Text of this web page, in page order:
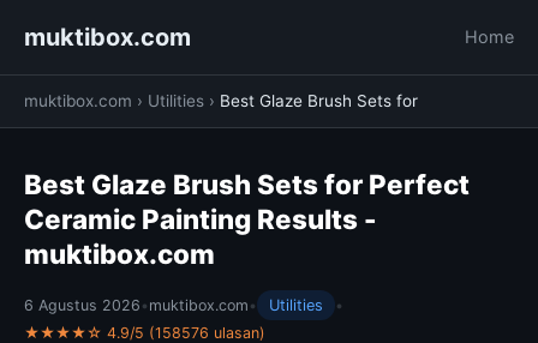
muktibox.com Home
muktibox.com › Utilities › Best Glaze Brush Sets for
Best Glaze Brush Sets for Perfect
Ceramic Painting Results -
muktibox.com
6 Agustus 2026 • muktibox.com • Utilities
•
★★★★☆ 4.9/5 (158576 ulasan)